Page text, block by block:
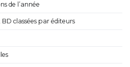
de l’année
classées par éditeurs